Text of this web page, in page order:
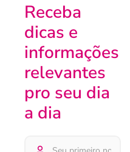
Receba
dicas e
informações
relevantes
pro seu dia
a dia